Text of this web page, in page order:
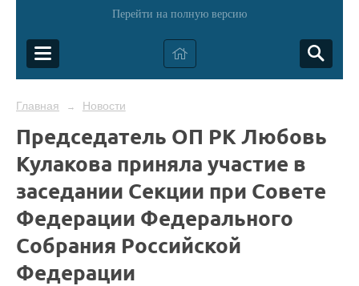
Перейти на полную версию
Главная → Новости
Председатель ОП РК Любовь
Кулакова приняла участие в
заседании Секции при Совете
Федерации Федерального
Собрания Российской
Федерации